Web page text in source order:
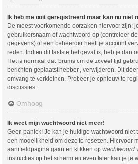
Ik heb me ooit geregistreerd maar kan nu niet
De meest voorkomende oorzaken hiervoor zijn:
gebruikersnaam of wachtwoord op (controleer
gegevens) of een beheerder heeft je account
reden. Indien dit laatste het geval is, heb je dan
Het is normaal dat forums om de zoveel tijd
berichten geplaatst hebben, verwijderen. Dit
omvang te verkleinen. Probeer je opnieuw te
discussies.
Omhoog
Ik weet mijn wachtwoord niet meer!
Geen paniek! Je kan je huidige wachtwoord niet
een mogelijkheid om deze te resetten. Hiervoor
aanmeldpagina gaan en klikken op wachtwoord
instructies op het scherm en even later kan je je